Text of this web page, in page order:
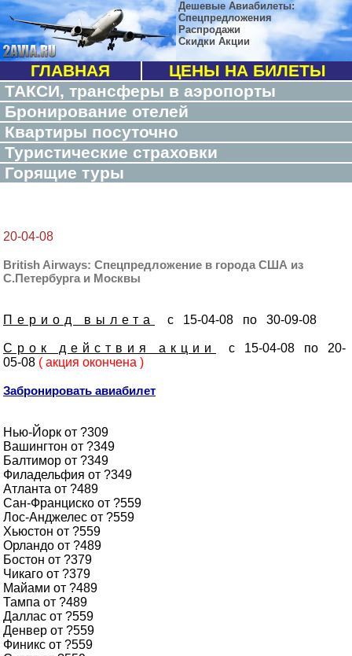
Дешевые Авиабилеты:
Спецпредложения
Распродажи
Скидки Акции
ГЛАВНАЯ
ЦЕНЫ НА БИЛЕТЫ
ТАКСИ, трансферы в аэропорты
Бронирование отелей
Квартиры посуточно
Туристические страховки
Горящие туры
20-04-08
British Airways: Спецпредложение в города США из
С.Петербурга и Москвы
Период вылета с 15-04-08 по 30-09-08
Срок действия акции
с 15-04-08 по 20-
05-08 ( акция окончена )
Забронировать авиабилет
Нью-Йорк от ?309
Вашингтон от ?349
Балтимор от ?349
Филадельфия от ?349
Атланта от ?489
Сан-Франциско от ?559
Лос-Анджелес от ?559
Хьюстон от ?559
Орландо от ?489
Бостон от ?379
Чикаго от ?379
Майами от ?489
Тампа от ?489
Даллас от ?559
Денвер от ?559
Финикс от ?559